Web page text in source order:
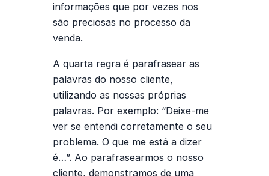
informações que por vezes nos
são preciosas no processo da
venda.
A quarta regra é parafrasear as
palavras do nosso cliente,
utilizando as nossas próprias
palavras. Por exemplo: “Deixe-me
ver se entendi corretamente o seu
problema. O que me está a dizer
é…”. Ao parafrasearmos o nosso
cliente, demonstramos de uma